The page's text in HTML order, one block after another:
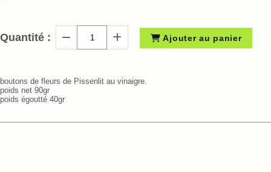
Quantité : Ajouter au panier
boutons de fleurs de Pissenlit au vinaigre.
poids net 90gr
poids égoutté 40gr